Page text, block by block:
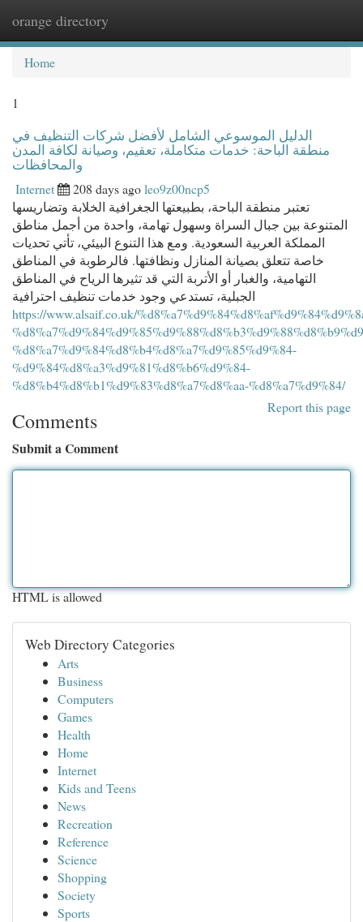
orange directory
Home
1
الدليل الموسوعي الشامل لأفضل شركات التنظيف في
منطقة الباحة: خدمات متكاملة، تعقيم، وصيانة لكافة المدن
والمحافظات
Internet 208 days agoleo9z00ncp5
تعتبر منطقة الباحة، بطبيعتها الجغرافية الخلابة وتضاريسها
المتنوعة بين جبال السراة وسهول تهامة، واحدة من أجمل مناطق
المملكة العربية السعودية. ومع هذا التنوع البيئي، تأتي تحديات
خاصة تتعلق بصيانة المنازل ونظافتها. فالرطوبة في المناطق
التهامية، والغبار أو الأتربة التي قد تثيرها الرياح في المناطق
الجبلية، تستدعي وجود خدمات تنظيف احترافية
https://www.alsaif.co.uk/
%d8%a7%d9%84%d8%b4%d8%a7%d9%85%d9%84-
%d9%84%d8%a3%d9%81%d8%b6%d9%84-
%d8%b4%d8%b1%d9%83%d8%a7%d8%aa-%d8%a7%d9%84/
Report this page
Comments
Submit a Comment
HTML is allowed
Web Directory Categories
Arts
Business
Computers
Games
Health
Home
Internet
Kids and Teens
News
Recreation
Reference
Science
Shopping
Society
Sports